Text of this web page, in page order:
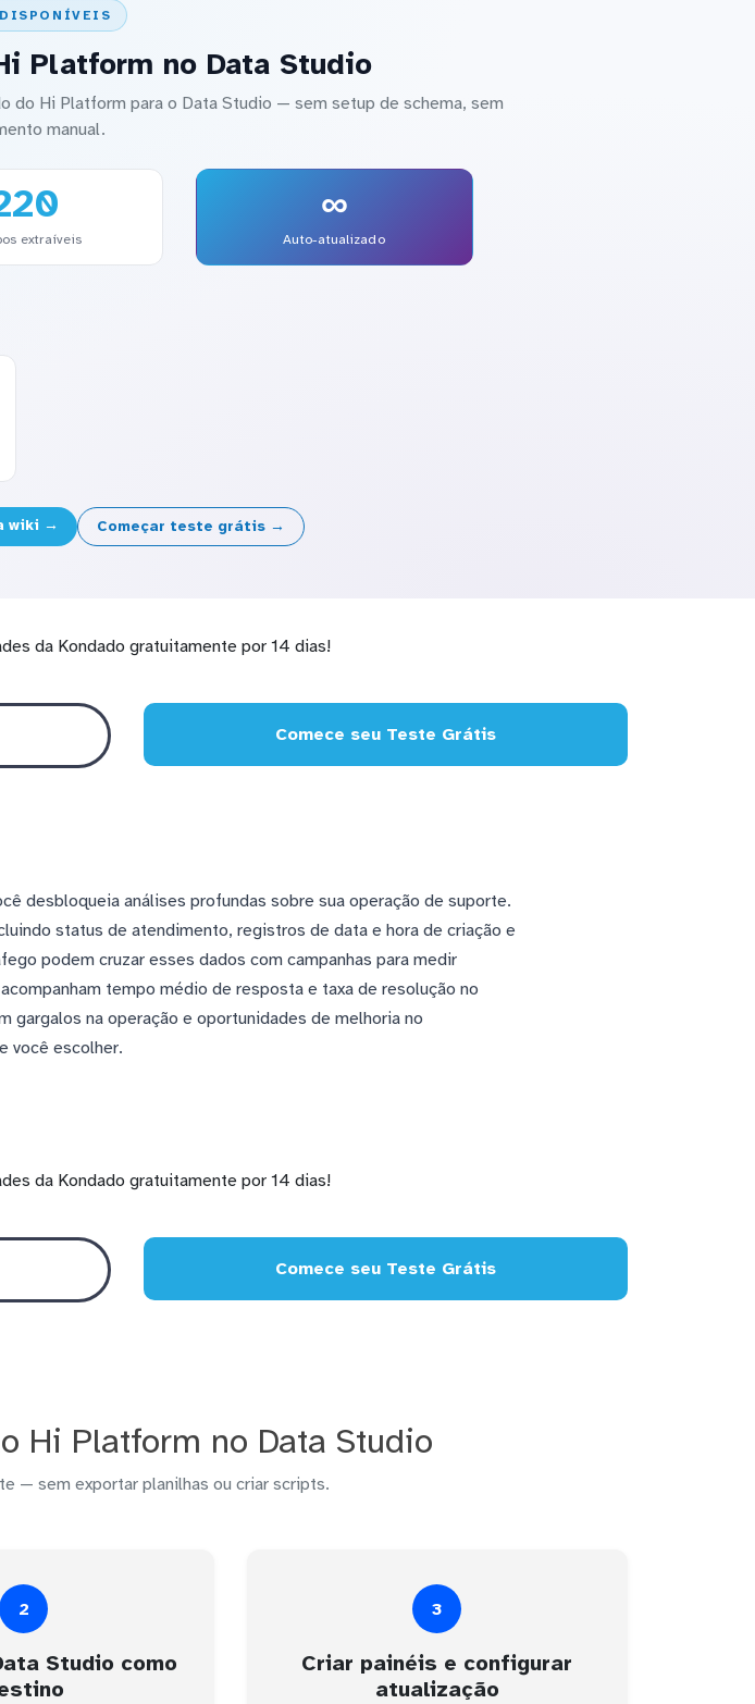
Platform no Data Studio
do Hi Platform para o Data Studio — sem setup de schema, sem
manual.
extraíveis
∞
Auto-atualizado
wiki → Começar teste grátis →
da Kondado gratuitamente por 14 dias!
Comece seu Teste Grátis
desbloqueia análises profundas sobre sua operação de suporte.
status de atendimento, registros de data e hora de criação e
podem cruzar esses dados com campanhas para medir
tempo médio de resposta e taxa de resolução no
na operação e oportunidades de melhoria no
você escolher.
da Kondado gratuitamente por 14 dias!
Comece seu Teste Grátis
Hi Platform no Data Studio
— sem exportar planilhas ou criar scripts.
2
Studio como
3
Criar painéis e configurar
atualização